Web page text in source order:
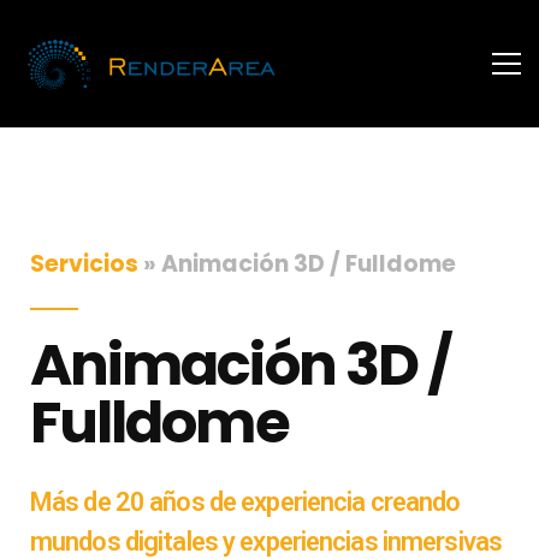
Servicios » Animación 3D / Fulldome
Animación 3D /
Fulldome
Más de 20 años de experiencia creando
mundos digitales y experiencias inmersivas